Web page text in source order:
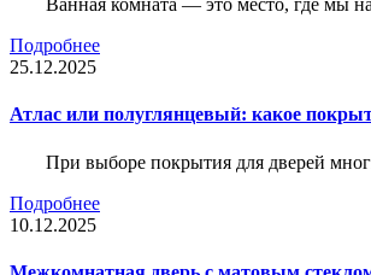
Ванная комната — это место, где мы
Подробнее
25.12.2025
Атлас или полуглянцевый: какое
При выборе покрытия для дверей
Подробнее
10.12.2025